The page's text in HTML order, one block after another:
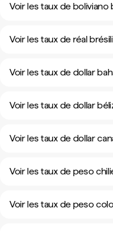
Voir les taux de
Voir les taux de réal
Voir les taux de dollar
Voir les taux de dollar
Voir les taux de dollar
Voir les taux de peso
Voir les taux de peso